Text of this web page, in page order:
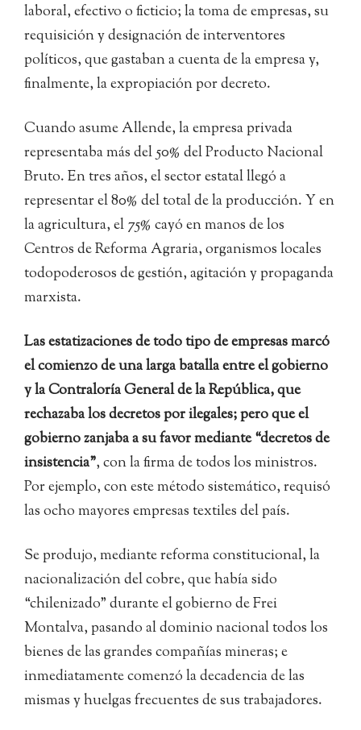
laboral, efectivo o ficticio; la toma de empresas, su
requisición y designación de interventores
políticos, que gastaban a cuenta de la empresa y,
finalmente, la expropiación por decreto.
Cuando asume Allende, la empresa privada
representaba más del 50% del Producto Nacional
Bruto. En tres años, el sector estatal llegó a
representar el 80% del total de la producción. Y en
la agricultura, el 75% cayó en manos de los
Centros de Reforma Agraria, organismos locales
todopoderosos de gestión, agitación y propaganda
marxista.
Las estatizaciones de todo tipo de empresas marcó
el comienzo de una larga batalla entre el gobierno
y la Contraloría General de la República, que
rechazaba los decretos por ilegales; pero que el
gobierno zanjaba a su favor mediante “decretos de
insistencia”, con la firma de todos los ministros.
Por ejemplo, con este método sistemático, requisó
las ocho mayores empresas textiles del país.
Se produjo, mediante reforma constitucional, la
nacionalización del cobre, que había sido
“chilenizado” durante el gobierno de Frei
Montalva, pasando al dominio nacional todos los
bienes de las grandes compañías mineras; e
inmediatamente comenzó la decadencia de las
mismas y huelgas frecuentes de sus trabajadores.